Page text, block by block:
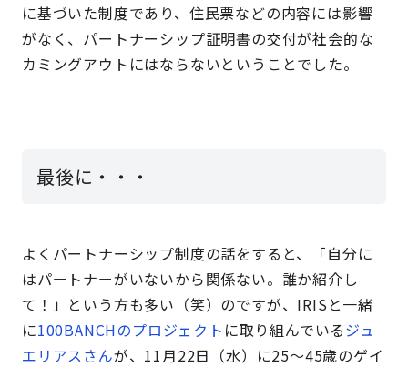
に基づいた制度であり、住民票などの内容には影響
がなく、パートナーシップ証明書の交付が社会的な
カミングアウトにはならないということでした。
最後に・・・
よくパートナーシップ制度の話をすると、「自分に
はパートナーがいないから関係ない。誰か紹介し
て！」という方も多い（笑）のですが、IRISと一緒
に100BANCHのプロジェクト に取り組んでいるジュ
エリアスさんが、11月22日（水）に25～45歳のゲイ